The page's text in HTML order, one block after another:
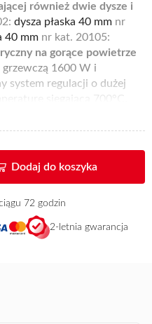
również dwie dysze i
dysza płaska 40 mm nr
40 mm nr kat. 20105:
na gorące powietrze
1600 W i
system regulacji o dużej
sięgającą 700°C.
sprawności osiągający
w system
elementu grzejnego
używany, poza dwoma
Są one dostępne u
w sprzedaży online.
Dodaj do koszyka
72 godzin
2-letnia gwarancja